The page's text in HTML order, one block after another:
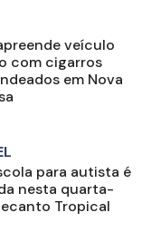
veículo
com cigarros
em Nova
para autista é
nesta quarta-
Tropical